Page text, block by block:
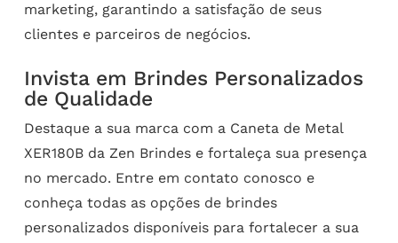
marketing, garantindo a satisfação de seus
clientes e parceiros de negócios.
Invista em Brindes Personalizados
de Qualidade
Destaque a sua marca com a Caneta de Metal
XER180B da Zen Brindes e fortaleça sua presença
no mercado. Entre em contato conosco e
conheça todas as opções de brindes
personalizados disponíveis para fortalecer a sua